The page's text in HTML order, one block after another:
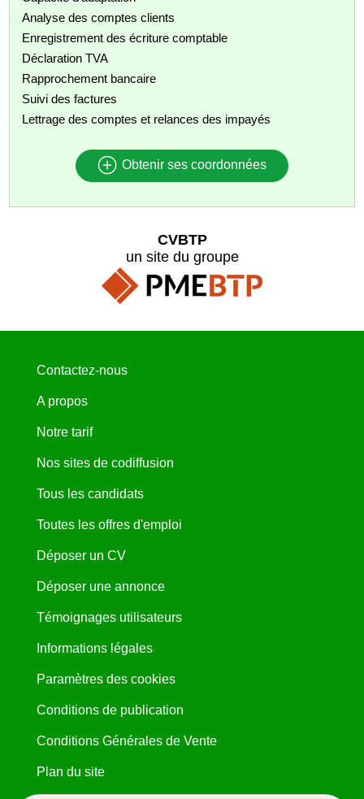
Analyse des comptes clients
Enregistrement des écriture comptable
Déclaration TVA
Rapprochement bancaire
Suivi des factures
Lettrage des comptes et relances des impayés
Obtenir ses coordonnées
CVBTP
un site du groupe
Contactez-nous
A propos
Notre tarif
Nos sites de codiffusion
Tous les candidats
Toutes les offres d'emploi
Déposer un CV
Déposer une annonce
Témoignages utilisateurs
Informations légales
Paramètres des cookies
Conditions de publication
Conditions Générales de Vente
Plan du site